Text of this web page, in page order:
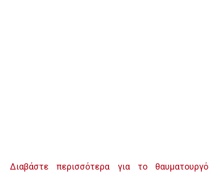
Διαβάστε περισσότερα για το θαυματουργό